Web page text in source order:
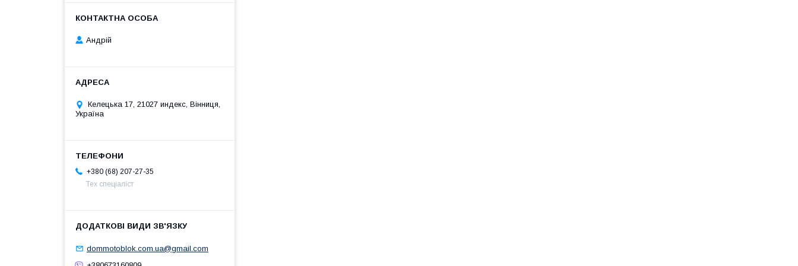
Андрій
Келецька 17, 21027 индекс, Вінниця,
Україна
+380 (68) 207-27-35
Тех спеціаліст
dommotoblok.com.ua@gmail.com